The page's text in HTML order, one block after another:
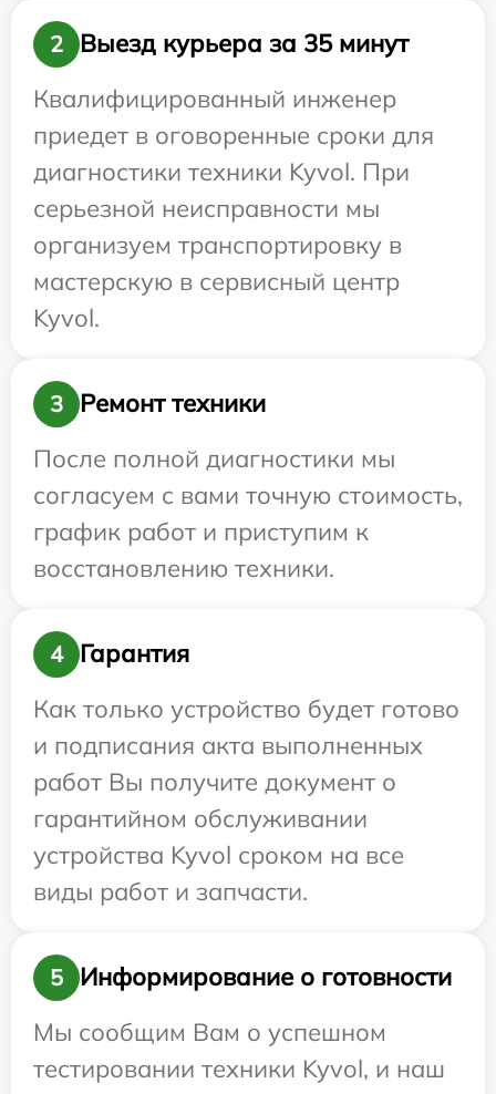
2
Выезд курьера за 35 минут
Квалифицированный инженер
приедет в оговоренные сроки для
диагностики техники Kyvol. При
серьезной неисправности мы
организуем транспортировку в
мастерскую в сервисный центр
Kyvol.
3
Ремонт техники
После полной диагностики мы
согласуем с вами точную стоимость,
график работ и приступим к
восстановлению техники.
4
Гарантия
Как только устройство будет готово
и подписания акта выполненных
работ Вы получите документ о
гарантийном обслуживании
устройства Kyvol сроком на все
виды работ и запчасти.
5
Информирование о готовности
Мы сообщим Вам о успешном
тестировании техники Kyvol, и наш